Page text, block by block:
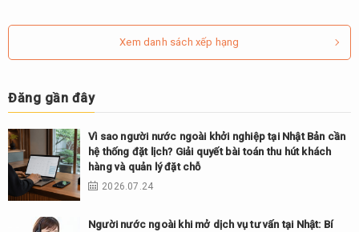
Xem danh sách xếp hạng
Đăng gần đây
Vì sao người nước ngoài khởi nghiệp tại Nhật Bản cần
hệ thống đặt lịch? Giải quyết bài toán thu hút khách
hàng và quản lý đặt chỗ
2026.07.24
Người nước ngoài khi mở dịch vụ tư vấn tại Nhật: Bí